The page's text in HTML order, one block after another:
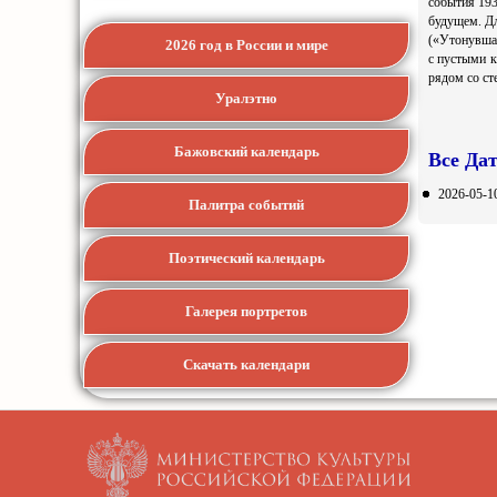
2026 год в России и мире
Уралэтно
Бажовский календарь
Палитра событий
Поэтический календарь
Галерея портретов
Скачать календари
будущем.
с пустыми
рядом со
Все
2026-05-